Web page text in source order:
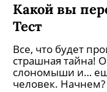
Какой вы
Все, что будет
страшная тайна! О
слономыши и…